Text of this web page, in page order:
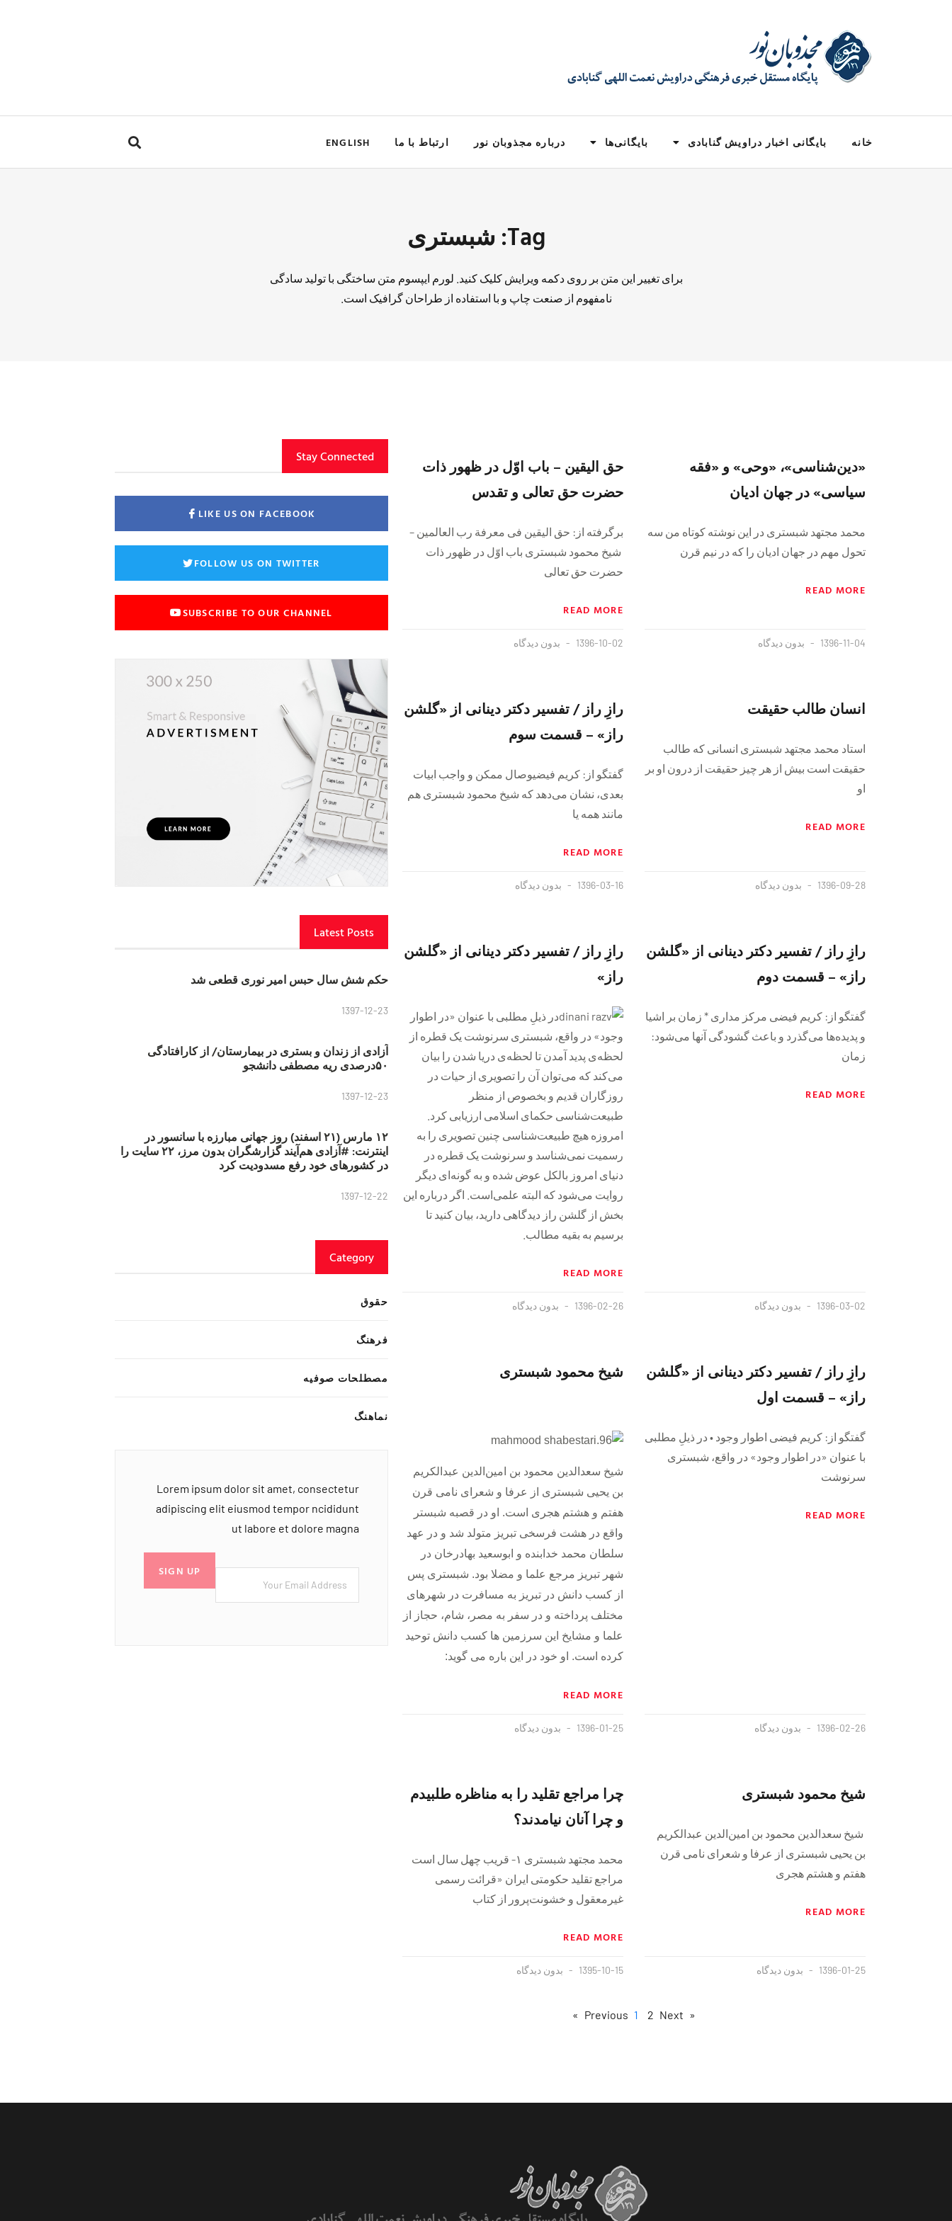
خانه بایگانی اخبار دراویش گنابادی بایگانی‌ها درباره مجذوبان نور ارتباط با ما ENGLISH
Tag: شبستری
برای تغییر این متن بر روی دکمه ویرایش کلیک کنید. لورم ایپسوم متن ساختگی با تولید سادگی
نامفهوم از صنعت چاپ و با استفاده از طراحان گرافیک است.
«دین‌شناسی»، «وحی» و «فقه
سیاسی» در جهان ادیان
محمد مجتهد شبستری در این نوشته کوتاه من سه
تحول مهم در جهان ادیان را که در نیم قرن
READ MORE
1396-11-04 بدون دیدگاه
حق اليقين – باب اوّل در ظهور ذات
حضرت حق‌ تعالى و تقدس
برگرفته از: حق الیقین فى معرفة رب العالمین‏ –
شیخ محمود شبستری باب اوّل در ظهور ذات
حضرت حق تعالى
READ MORE
1396-10-02 بدون دیدگاه
انسان طالب حقیقت
استاد محمد مجتهد شبستری انسانی که طالب
حقیقت است بیش از هر چیز حقیقت از درون او بر
او
READ MORE
1396-09-28 بدون دیدگاه
رازِ راز / تفسیر دکتر دینانی از «گلشن
راز» – قسمت سوم
گفتگو از: کریم فیضیوصال ممکن و واجب ابیات
بعدی، نشان می‌دهد که شیخ محمود شبستری هم
مانند همه یا
READ MORE
1396-03-16 بدون دیدگاه
رازِ راز / تفسیر دکتر دینانی از «گلشن
راز» – قسمت دوم
گفتگو از: کریم فیضی مرکز مداری * زمان بر اشیا
و پدیده‌ها می‌گذرد و باعث گشودگی آنها می‌شود:
زمان
READ MORE
1396-03-02 بدون دیدگاه
رازِ راز / تفسیر دکتر دینانی از «گلشن
راز»
در ذیلِ مطلبی با عنوان «در اطوار
وجود» در واقع، شبستری سرنوشت یک قطره از
لحظه‌ی پدید آمدن تا لحظه‌ی دریا شدن را بیان
می‌کند که می‌توان آن را تصویری از حیات در
روزگاران قدیم و بخصوص از منظر
طبیعت‌شناسی حکمای اسلامی‌ ارزیابی کرد.
امروزه هیچ طبیعت‌شناسی چنین تصویری را به
رسمیت نمی‌شناسد و سرنوشت یک قطره در
دنیای امروز بالکل عوض شده و به گونه‌ای دیگر
روایت می‌شود که البته علمی‌است. اگر درباره این
بخش از گلشن راز دیدگاهی دارید، بیان کنید تا
برسیم به بقیه مطالب.
READ MORE
1396-02-26 بدون دیدگاه
رازِ راز / تفسیر دکتر دینانی از «گلشن
راز» – قسمت اول
گفتگو از: کریم فیضی اطوار وجود • در ذیلِ مطلبی
با عنوان «در اطوار وجود» در واقع، شبستری
سرنوشت
READ MORE
1396-02-26 بدون دیدگاه
شیخ محمود شبستری
شیخ سعدالدین محمود بن امین‌الدین عبدالکریم
بن یحیی شبستری از عرفا و شعرای نامی قرن
هفتم و هشتم هجری است. او در قصبه شبستر
واقع در هشت فرسخی تبریز متولد شد و در عهد
سلطان محمد خدابنده و ابوسعید بهادرخان در
شهر تبریز مرجع علما و مضلا بود. شبستری پس
از کسب دانش در تبریز به مسافرت در شهرهای
مختلف پرداخته و در سفر به مصر، شام، حجاز از
علما و مشایخ این سرزمین ها کسب دانش توحید
کرده است. او خود در این باره می گوید:
READ MORE
1396-01-25 بدون دیدگاه
شیخ محمود شبستری
شیخ سعدالدین محمود بن امین‌الدین عبدالکریم
بن یحیی شبستری از عرفا و شعرای نامی قرن
هفتم و هشتم هجری
READ MORE
1396-01-25 بدون دیدگاه
چرا مراجع تقلید را به مناظره طلبیدم
و چرا آنان نیامدند؟
محمد مجتهد شبستری ۱- قریب چهل سال است
مراجع تقلید حکومتی ایران «قرائت رسمی
غیرمعقول و خشونت‌پرور از کتاب
READ MORE
1395-10-15 بدون دیدگاه
« Previous
1 2 Next »
Stay Connected
LIKE US ON FACEBOOK
FOLLOW US ON TWITTER
SUBSCRIBE TO OUR CHANNEL
Latest Posts
حکم شش سال حبس امیر نوری قطعی شد
1397-12-23
آزادی از زندان و بستری در بیمارستان/ از کارافتادگی
۵۰درصدی ریه مصطفی دانشجو
1397-12-23
۱۲ مارس (۲۱ اسفند) روز جهانی مبارزه با سانسور در
اینترنت: #آزادی هم‌آیند گزارشگران‌ بدون مرز، ۲۲ سایت را
در کشورهای خود رفع مسدودیت کرد
1397-12-22
Category
حقوق
فرهنگ
مصطلحات صوفیه
نماهنگ
Lorem ipsum dolor sit amet, consectetur
adipiscing elit eiusmod tempor ncididunt
ut labore et dolore magna
SIGN UP